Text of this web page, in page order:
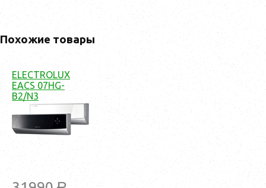
Похожие товары
ELECTROLUX
EACS 07HG-
B2/N3